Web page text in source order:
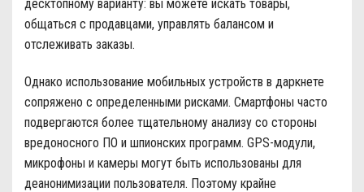
десктопному варианту: вы можете искать товары,
общаться с продавцами, управлять балансом и
отслеживать заказы.
Однако использование мобильных устройств в даркнете
сопряжено с определенными рисками. Смартфоны часто
подвергаются более тщательному анализу со стороны
вредоносного ПО и шпионских программ. GPS-модули,
микрофоны и камеры могут быть использованы для
деанонимизации пользователя. Поэтому крайне